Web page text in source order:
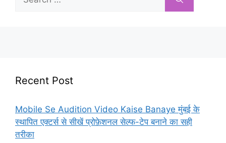
for:
Recent Post
Mobile Se Audition Video Kaise Banaye मुंबई के
स्थापित एक्टर्स से सीखें प्रोफ़ेशनल सेल्फ-टेप बनाने का सही
तरीका